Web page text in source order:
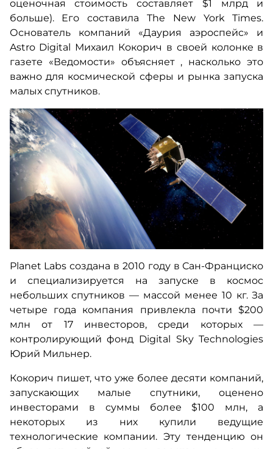
оценочная стоимость составляет $1 млрд и
больше). Его составила The New York Times.
Основатель компаний «Даурия аэроспейс» и
Astro Digital Михаил Кокорич в своей колонке в
газете «Ведомости» объясняет , насколько это
важно для космической сферы и рынка запуска
малых спутников.
Planet Labs создана в 2010 году в Сан-Франциско
и специализируется на запуске в космос
небольших спутников — массой менее 10 кг. За
четыре года компания привлекла почти $200
млн от 17 инвесторов, среди которых —
контролирующий фонд Digital Sky Technologies
Юрий Мильнер.
Кокорич пишет, что уже более десяти компаний,
запускающих малые спутники, оценено
инвесторами в суммы более $100 млн, а
некоторых из них купили ведущие
технологические компании. Эту тенденцию он